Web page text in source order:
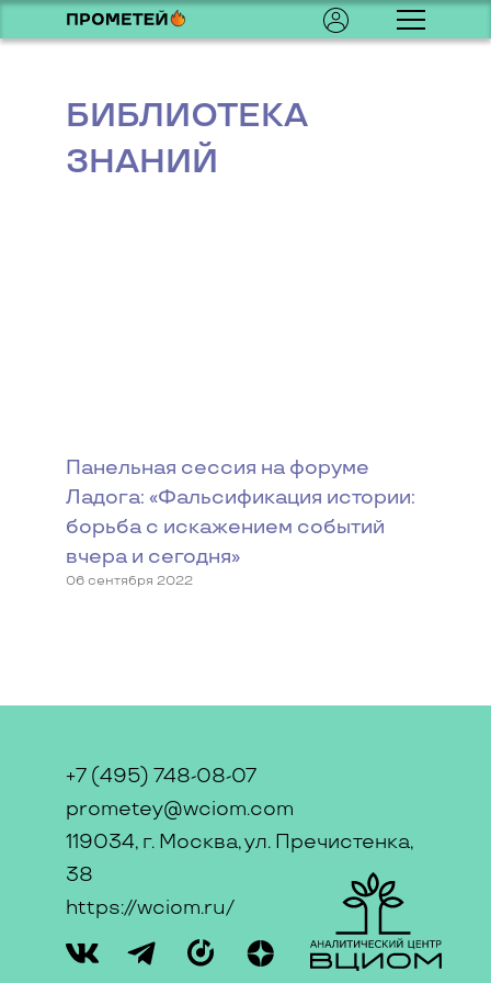
БИБЛИОТЕКА
ЗНАНИЙ
Панельная сессия на форуме
Ладога: «Фальсификация истории:
борьба с искажением событий
вчера и сегодня»
06 сентября 2022
+7 (495) 748-08-07
prometey@wciom.com
119034, г. Москва, ул. Пречистенка,
38
https://wciom.ru/